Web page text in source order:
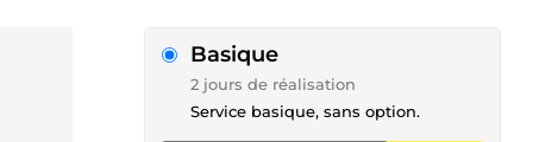
Basique
2 jours de réalisation
Service basique, sans option.